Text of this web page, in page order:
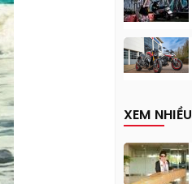
XEM NHIỀU